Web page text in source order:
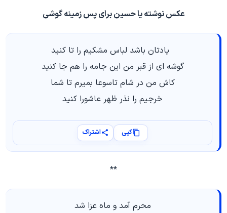
عکس نوشته یا حسین برای پس زمینه گوشی
يادتان باشد لباس مشكيم را تا كنيد
گوشه اي از قبر من اين جامه را هم جا كنيد
كاش من در شام تاسوعا بميرم تا شما
خرجيم را نذر ظهر عاشورا كنيد
کپی اشتراک
**
محرم آمد و ماه عزا شد